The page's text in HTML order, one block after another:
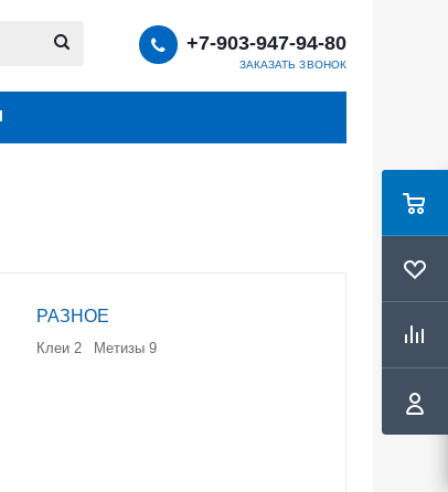
+7-903-947-94-80
ЗАКАЗАТЬ ЗВОНОК
РАЗНОЕ
Клеи 2 Метизы 9